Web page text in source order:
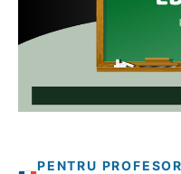
PENTRU